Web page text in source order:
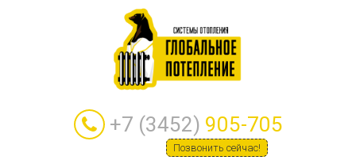
+7 (3452) 905-705
Позвонить сейчас!